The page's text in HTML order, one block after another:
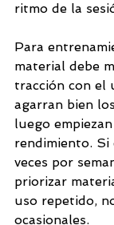
ritmo de la
Para
material debe
tracción con el
agarran bien
luego
rendimiento. Si
veces por
priorizar
uso repetido,
ocasionales.